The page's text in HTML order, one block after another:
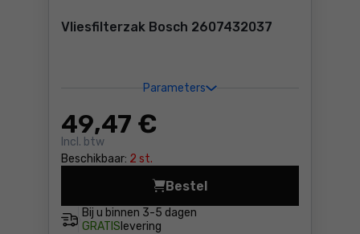
Vliesfilterzak Bosch 2607432037
Parameters
49,47 €
Incl. btw
Beschikbaar: 2 st.
Bij u binnen 3-5 dagen
GRATIS levering
Bestel
Vliesfilterzak Bosch